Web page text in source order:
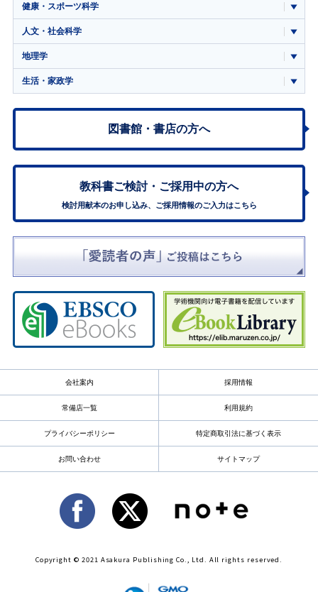
健康・スポーツ科学
人文・社会科学
地理学
生活・家政学
図書館・書店の方へ
教科書ご検討・ ご採用中の方へ
検討用献本のお申し込み、ご採用情報のご入力はこちら
会社案内 採用情報
常備店一覧 利用規約
プライバシーポリシー 特定商取引法に基づく表示
お問い合わせ サイトマップ
Copyright © 2021 Asakura Publishing Co., Ltd. All rights reserved.